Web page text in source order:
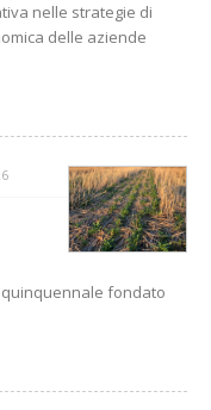
nelle strategie di
delle aziende
fondato